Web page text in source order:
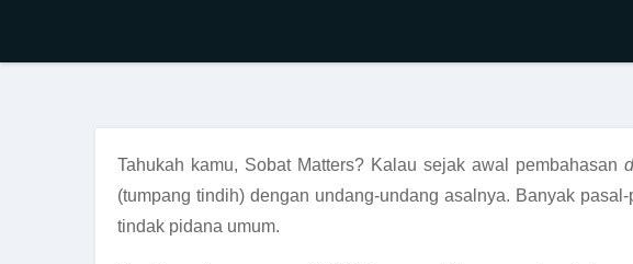
Tahukah kamu, Sobat Matters? Kalau sejak awal pembahasan
(tumpang tindih) dengan undang-undang asalnya. Banyak
tindak pidana umum.